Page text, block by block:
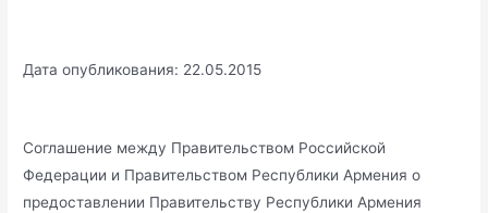
Дата опубликования: 22.05.2015
Соглашение между Правительством Российской
Федерации и Правительством Республики Армения о
предоставлении Правительству Республики Армения